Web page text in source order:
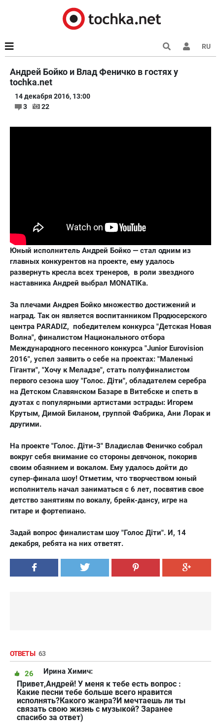
RU
Андрей Бойко и Влад Феничко в гостях у
tochka.net
14 декабря 2016, 13:00
3
22
Юный исполнитель Андрей Бойко — стал одним из
главных конкурентов на проекте, ему удалось
развернуть кресла всех тренеров, в роли звездного
наставника Андрей выбрал MONATIKa.
За плечами Андрея Бойко множество достижений и
наград. Так он является воспитанником Продюсерского
центра PARADIZ, победителем конкурса "Детская Новая
Волна", финалистом Национального отбора
Международного песенного конкурса "Junior Eurovision
2016", успел заявить о себе на проектах: "Маленькі
Гіганти", "Хочу к Меладзе", стать полуфиналистом
первого сезона шоу "Голос. Діти", обладателем серебра
на Детском Славянском Базаре в Витебске и спеть в
дуэтах с популярными артистами эстрады: Игорем
Крутым, Димой Биланом, группой Фабрика, Ани Лорак и
другими.
На проекте "Голос. Діти-3" Владислав Феничко собрал
вокруг себя внимание со стороны девчонок, покорив
своим обаянием и вокалом. Ему удалось дойти до
супер-финала шоу! Отметим, что творчеством юный
исполнитель начал заниматься с 6 лет, посвятив свое
детство занятиям по вокалу, брейк-дансу, игре на
гитаре и фортепиано.
Задай вопрос финалистам шоу "Голос Діти". И, 14
декабря, ребята на них ответят.
ОТВЕТЫ 63
Ирина Химич:
26
Привет,Андрей! У меня к тебе есть вопрос :
Какие песни тебе больше всего нравится
исполнять?Какого жанра?И мечтаешь ли ты
связать свою жизнь с музыкой? Заранее
спасибо за ответ)